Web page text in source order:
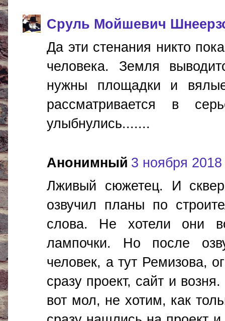
Сруль Мойшевич
Да эти стенания никто
человека. Земля
нужны площадки и
рассматривается в
улыбнулись.......
Анонимный 3 ноября 2018
Лживый сюжетец. И
озвучил планы по
слова. Не хотели они
лампочки. Но после
человек, а тут Ремизова,
сразу проект, сайт и
вот мол, не хотим, как